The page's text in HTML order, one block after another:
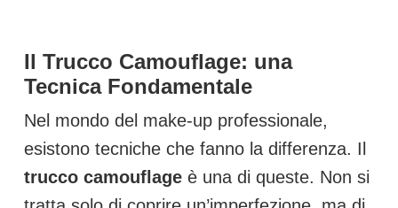
Il Trucco Camouflage: una
Tecnica Fondamentale
Nel mondo del make-up professionale,
esistono tecniche che fanno la differenza. Il
trucco camouflageè una di queste. Non si